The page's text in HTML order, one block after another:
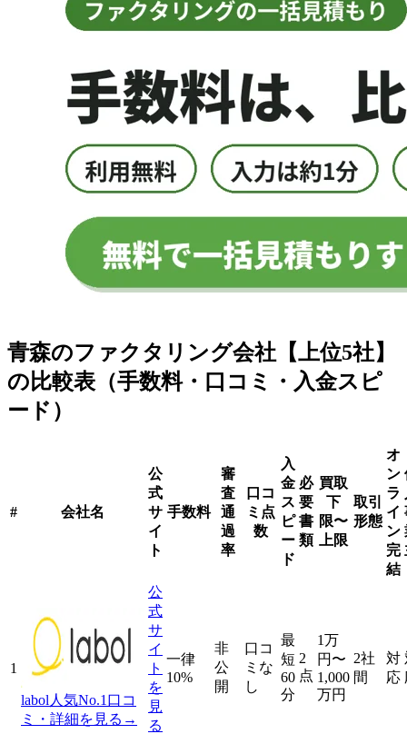
青森のファクタリング会社 【上位5社】
の比較表（手数料・口コミ・入金スピ
ード）
# 会社名
公
式
サ
イ
ト
手数料
審
査
通
過
率
口コ
ミ点
数
入
金
ス
ピ
ー
ド
必
要
書
類
買取
下
限〜
上限
取引
形態
オ
ン
ラ
イ
ン
完
結
1
labol 人気No.1 口コ
ミ・詳細を見る →
公
式
サ
イ
ト
を
見
る
一律
10%
非
公
開
口コ
ミな
し
最
短
60
分
2
点
1万
円 〜
1,000
万円
2社
間
対
応